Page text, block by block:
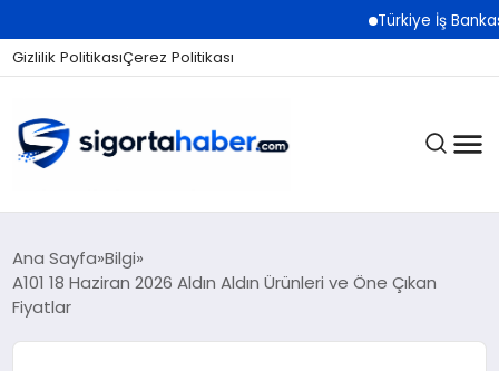
Türkiye İş Bankası Grubu Üst
Gizlilik PolitikasıÇerez Politikası
SIGORTA
Ana Sayfa Bilgi
A101 18 Haziran 2026 Aldın Aldın Ürünleri ve Öne Çıkan
Fiyatlar